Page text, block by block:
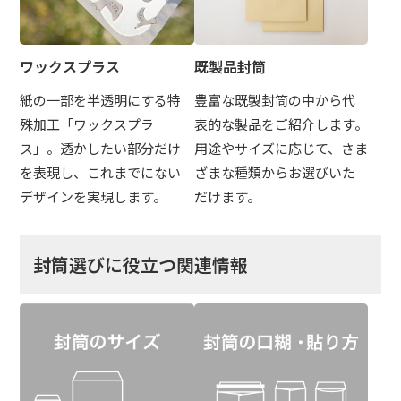
ワックスプラス
紙の一部を半透明にする特
殊加工「ワックスプラ
ス」。透かしたい部分だけ
を表現し、これまでにない
デザインを実現します。
既製品封筒
豊富な既製封筒の中から代
表的な製品をご紹介します。
用途やサイズに応じて、さま
ざまな種類からお選びいた
だけます。
封筒選びに役立つ関連情報